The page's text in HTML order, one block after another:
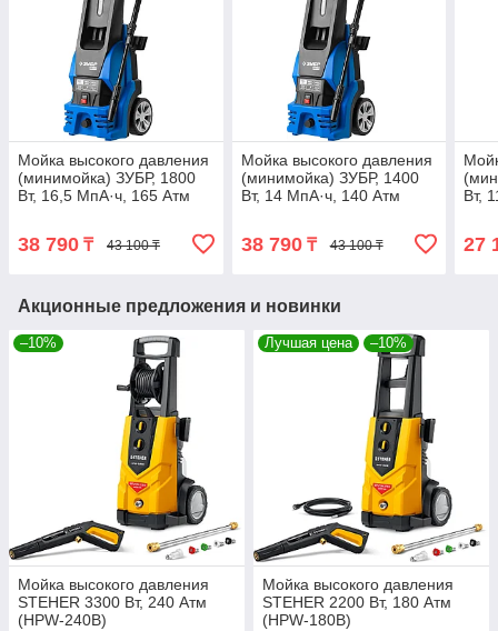
Мойка высокого давления
(минимойка) ЗУБР, 1800
Вт, 16,5 МпА·ч, 165 Атм
38 790 ₸ 43 100 ₸
Мойка высокого давления
(минимойка) ЗУБР, 1400
Вт, 14 МпА·ч, 140 Атм
38 790₸ 43 100 ₸
Вт,
27
Акционные предложения и новинки
–10%
Мойка высокого давления
STEHER 3300 Вт, 240 Атм
(HPW-240В)
Лучшая цена –10%
Мойка высокого давления
STEHER 2200 Вт, 180 Атм
(HPW-180В)